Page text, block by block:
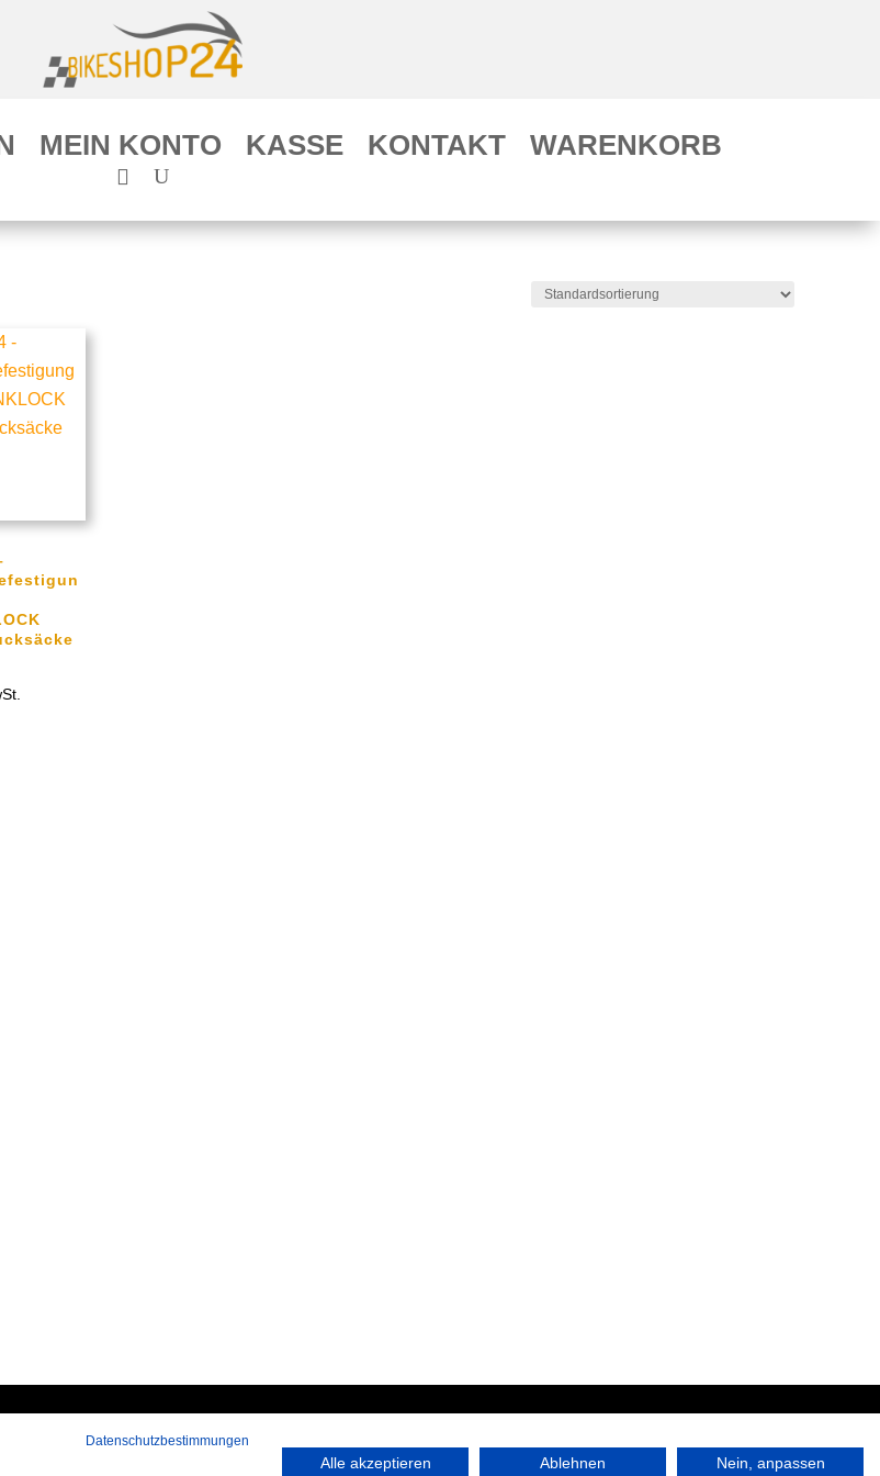
MEIN KONTO KASSE KONTAKT WARENKORB
Hans-Pinsel-Straße 9a
Datenschutzbestimmungen
Alle akzeptieren Ablehnen Nein, anpassen